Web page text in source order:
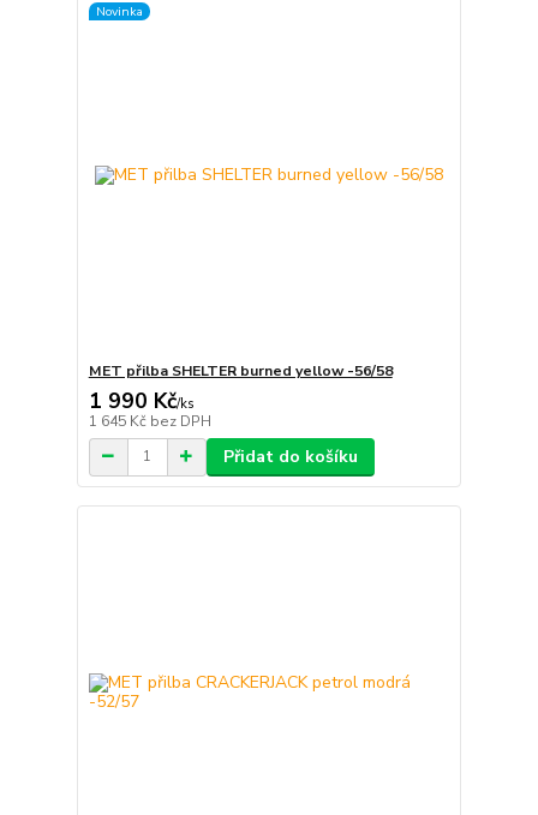
Novinka
MET přilba SHELTER burned yellow -56/58
1 990 Kč/ks
1 645 Kč bez DPH
Přidat do košíku